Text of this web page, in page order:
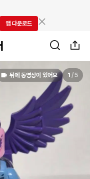
앱 다운로드
뒤에 동영상이 있어요 1 /5